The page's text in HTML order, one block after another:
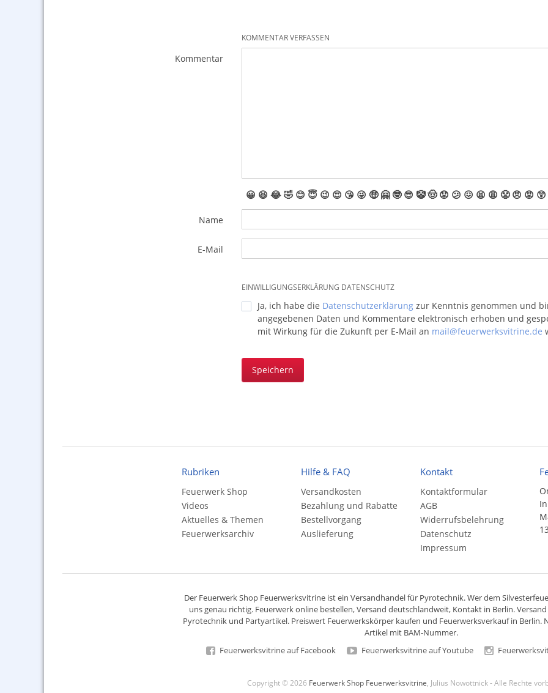
KOMMENTAR VERFASSEN
Kommentar
😀 😆 😂🤣 😊 😇 😉 😍 😘 😜 🤑 🤗 🤓 😎 🤡🤠 😟 😕 😖 😫 😩 😤 😠 😡 😲
Name
E-Mail
EINWILLIGUNGSERKLÄRUNG DATENSCHUTZ
Ja, ich habe die Datenschutzerklärungzur Kenntnis genommen und
angegebenen Daten und Kommentare elektronisch erhoben und
mit Wirkung für die Zukunft per E-Mail an mail@feuerwerksvitrine.de
Speichern
Rubriken
Feuerwerk Shop
Videos
Aktuelles & Themen
Feuerwerksarchiv
Hilfe & FAQ
Versandkosten
Bezahlung und Rabatte
Bestellvorgang
Auslieferung
Kontakt
Kontaktformular
AGB
Widerrufsbelehrung
Datenschutz
Impressum
Der Feuerwerk Shop Feuerwerksvitrine ist ein Versandhandelfür Pyrotechnik. Wer dem
uns genau richtig. Feuerwerk online bestellen,Versand deutschlandweit, Kontakt in Berlin.
Pyrotechnikund Partyartikel. Preiswert Feuerwerkskörperkaufen und Feuerwerksverkauf in Berlin.
Artikel mit BAM-Nummer.
Feuerwerksvitrine auf Facebook
Feuerwerksvitrine auf Youtube
Copyright © 2026 Feuerwerk Shop Feuerwerksvitrine , Julius Nowottnick - Alle Rechte